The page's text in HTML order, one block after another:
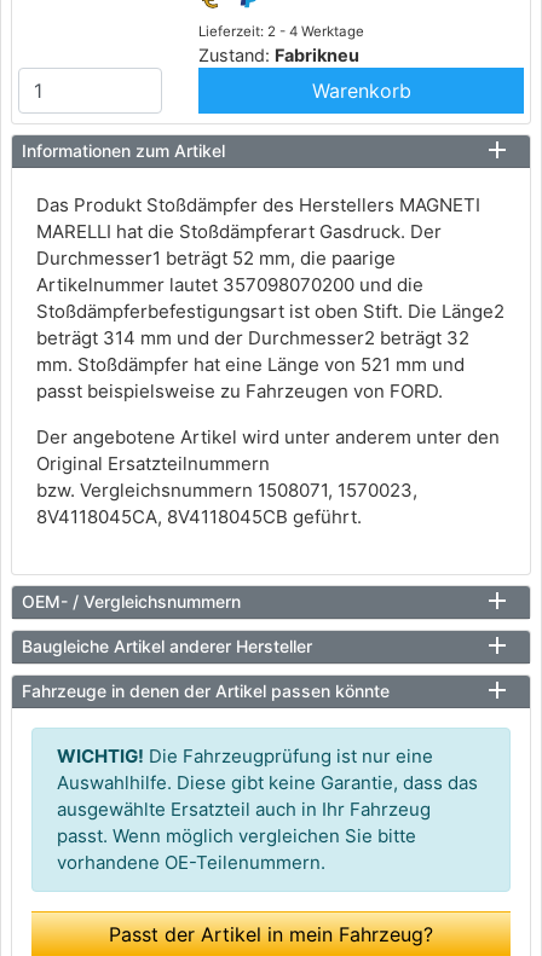
Lieferzeit: 2 - 4 Werktage
Zustand: Fabrikneu
Warenkorb
Informationen zum Artikel
Das Produkt Stoßdämpfer des Herstellers MAGNETI
MARELLI hat die Stoßdämpferart Gasdruck. Der
Durchmesser1 beträgt 52 mm, die paarige
Artikelnummer lautet 357098070200 und die
Stoßdämpferbefestigungsart ist oben Stift. Die Länge2
beträgt 314 mm und der Durchmesser2 beträgt 32
mm. Stoßdämpfer hat eine Länge von 521 mm und
passt beispielsweise zu Fahrzeugen von FORD.
Der angebotene Artikel wird unter anderem unter den
Original Ersatzteilnummern
bzw. Vergleichsnummern 1508071, 1570023,
8V4118045CA, 8V4118045CB geführt.
OEM- / Vergleichsnummern
Baugleiche Artikel anderer Hersteller
Fahrzeuge in denen der Artikel passen könnte
WICHTIG! Die Fahrzeugprüfung ist nur eine
Auswahlhilfe. Diese gibt keine Garantie, dass das
ausgewählte Ersatzteil auch in Ihr Fahrzeug
passt. Wenn möglich vergleichen Sie bitte
vorhandene OE-Teilenummern.
Passt der Artikel in mein Fahrzeug?